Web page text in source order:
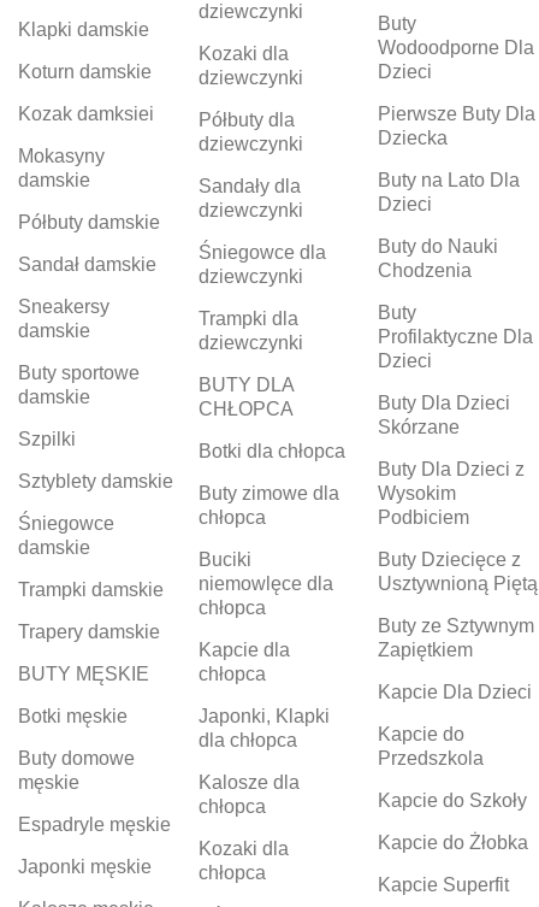
Klapki damskie
Koturn damskie
Kozak damksiei
Mokasyny
damskie
Półbuty damskie
Sandał damskie
Sneakersy
damskie
Buty sportowe
damskie
Szpilki
Sztyblety damskie
Śniegowce
damskie
Trampki damskie
Trapery damskie
BUTY MĘSKIE
Botki męskie
Buty domowe
męskie
Espadryle męskie
Japonki męskie
dziewczynki
Kozaki dla
dziewczynki
Półbuty dla
dziewczynki
Sandały dla
dziewczynki
Śniegowce dla
dziewczynki
Trampki dla
dziewczynki
BUTY DLA
CHŁOPCA
Botki dla chłopca
Buty zimowe dla
chłopca
Buciki
niemowlęce dla
chłopca
Kapcie dla
chłopca
Japonki, Klapki
dla chłopca
Kalosze dla
chłopca
Kozaki dla
chłopca
Buty
Wodoodporne Dla
Dzieci
Pierwsze Buty Dla
Dziecka
Buty na Lato Dla
Dzieci
Buty do Nauki
Chodzenia
Buty
Profilaktyczne Dla
Dzieci
Buty Dla Dzieci
Skórzane
Buty Dla Dzieci z
Wysokim
Podbiciem
Buty Dziecięce z
Usztywnioną Piętą
Buty ze Sztywnym
Zapiętkiem
Kapcie Dla Dzieci
Kapcie do
Przedszkola
Kapcie do Szkoły
Kapcie do Żłobka
Kapcie Superfit